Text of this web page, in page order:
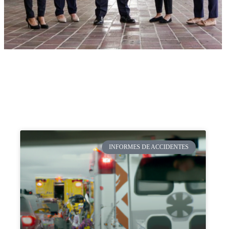
INFORMES DE ACCIDENTES